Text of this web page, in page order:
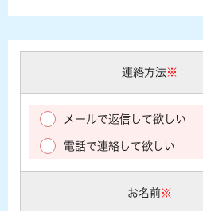
連絡方法※
メールで返信して欲しい
電話で連絡して欲しい
お名前※